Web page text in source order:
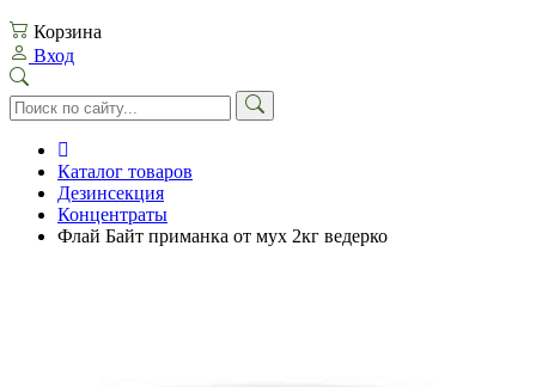
Корзина
Вход
Каталог товаров
Дезинсекция
Концентраты
Флай Байт приманка от мух 2кг ведерко